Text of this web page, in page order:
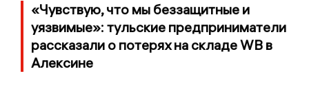
«Чувствую, что мы беззащитные и
уязвимые»: тульские предприниматели
рассказали о потерях на складе WB в
Алексине